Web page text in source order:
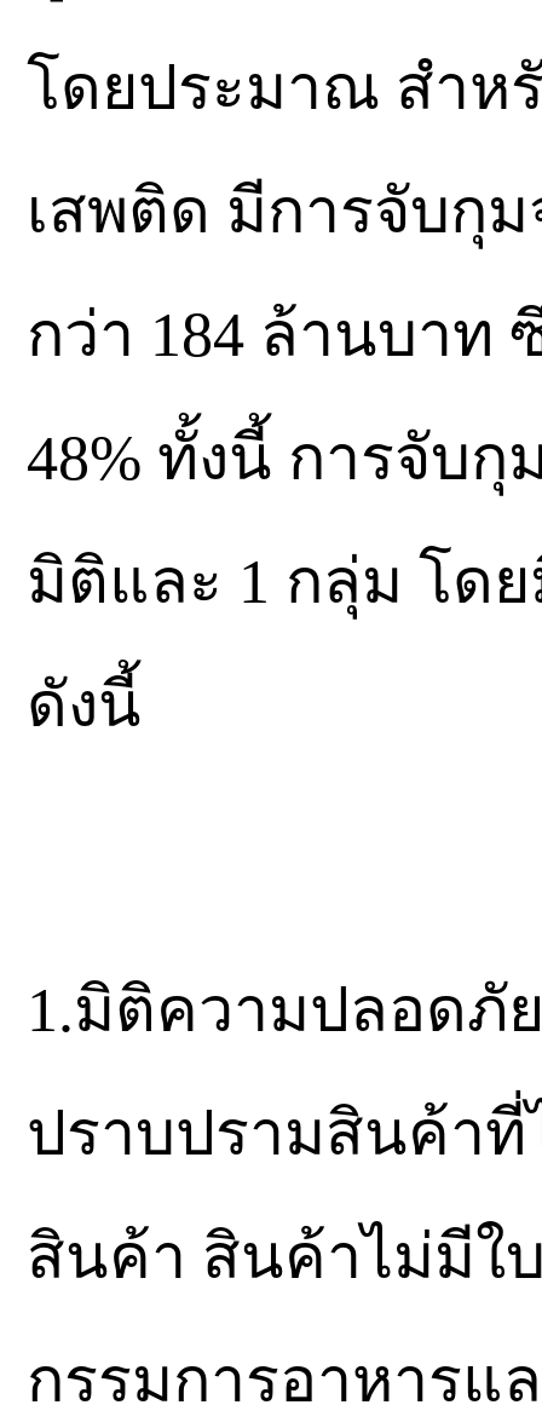
โดยประมาณ สำห
เสพติด มีการจับกุ
กว่า 184 ล้านบาท
48% ทั้งนี้ การจับ
มิติและ 1 กลุ่ม โด
ดังนี้
1.มิติความปลอดภั
ปราบปรามสินค้าที่
สินค้า สินค้าไม่มี
กรรมการอาหารแ